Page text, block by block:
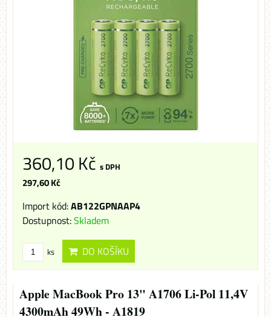
360,10 Kč s DPH
297,60 Kč
Import kód:AB122GPNAAP4
Dostupnost:Skladem
ks DO KOŠÍKU
Apple MacBook Pro 13" A1706 Li-Pol 11,4V
4300mAh 49Wh - A1819